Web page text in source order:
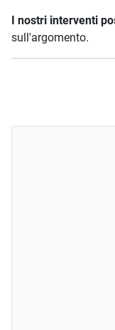
I nostri interventi
sull'argomento.